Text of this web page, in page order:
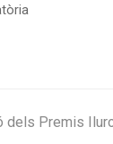
dels Premis